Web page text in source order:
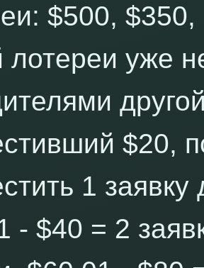
$500,
лотереи уже
$20,
1
- $40 = 2